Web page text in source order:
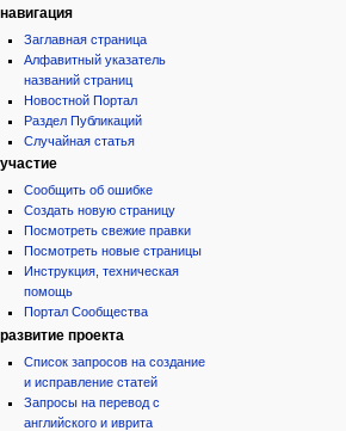
навигация
Заглавная страница
Алфавитный указатель
названий страниц
Новостной Портал
Раздел Публикаций
Случайная статья
участие
Сообщить об ошибке
Создать новую страницу
Посмотреть свежие правки
Посмотреть новые страницы
Инструкция, техническая
помощь
Портал Сообщества
развитие проекта
Список запросов на создание
и исправление статей
Запросы на перевод с
английского и иврита